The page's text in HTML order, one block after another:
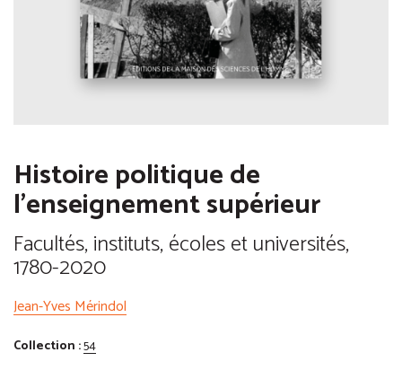
Histoire politique de
l'enseignement supérieur
Facultés, instituts, écoles et universités,
1780-2020
Jean-Yves Mérindol
Collection :54